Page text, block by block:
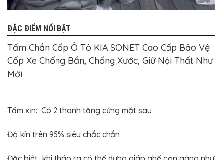
ĐẶC ĐIỂM NỔI BẬT
Tấm Chắn Cốp Ô Tô KIA SONET Cao Cấp Bảo Vệ
Cốp Xe Chống Bẩn, Chống Xước, Giữ Nội Thất Như
Mới
Tấm xịn: Có 2 thanh tăng cứng mặt sau
Độ kín trên 95% siêu chắc chắn